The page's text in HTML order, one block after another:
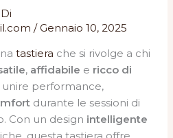
/Gennaio 10, 2025
tastiera che si rivolge a chi
, affidabile e ricco di
unire performance,
durante le sessioni di
Con un design intelligente
questa tastiera offre